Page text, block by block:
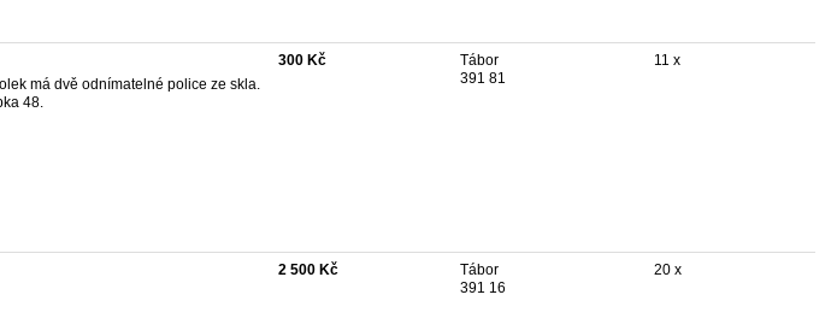
má dvě odnímatelné police ze skla.
48.
300 Kč
Tábor
391 81
11 x
2 500 Kč
Tábor
391 16
20 x